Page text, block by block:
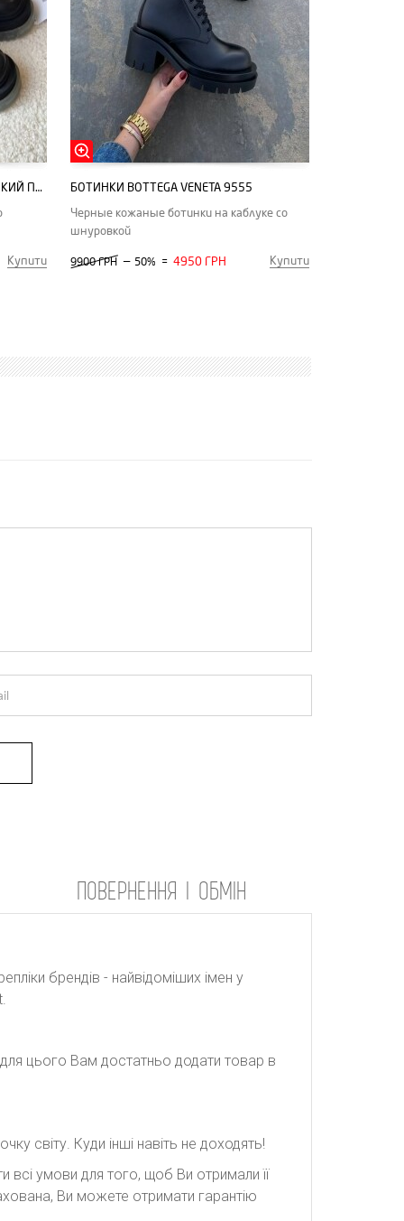
ЧЕРЕВИКИ BOTTEGA ЧОРНИЙ ВИСОКИЙ ПРОЗОРОГО / ПІД NEW2020
Купити
БОТИНКИ BOTTEGA VENETA 9555
Черные кожаные ботинки на каблуке со
шнуровкой
9900 ГРН — 50% = 4950 ГРН Купити
ПОВЕРНЕННЯ І ОБМІН
брендів - найвідоміших імен у
для цього Вам достатньо додати товар в
світу. Куди інші навіть не доходять!
умови для того, щоб Ви отримали її
Ви можете отримати гарантію